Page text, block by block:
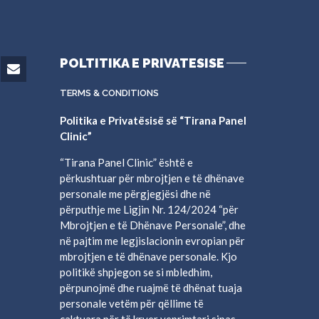
POLTITIKA E PRIVATESISE
TERMS & CONDITIONS
Politika e Privatësisë së “Tirana Panel
Clinic”
“Tirana Panel Clinic” është e
përkushtuar për mbrojtjen e të dhënave
personale me përgjegjësi dhe në
përputhje me Ligjin Nr. 124/2024 “për
Mbrojtjen e të Dhënave Personale”, dhe
në pajtim me legjislacionin evropian për
mbrojtjen e të dhënave personale. Kjo
politikë shpjegon se si mbledhim,
përpunojmë dhe ruajmë të dhënat tuaja
personale vetëm për qëllime të